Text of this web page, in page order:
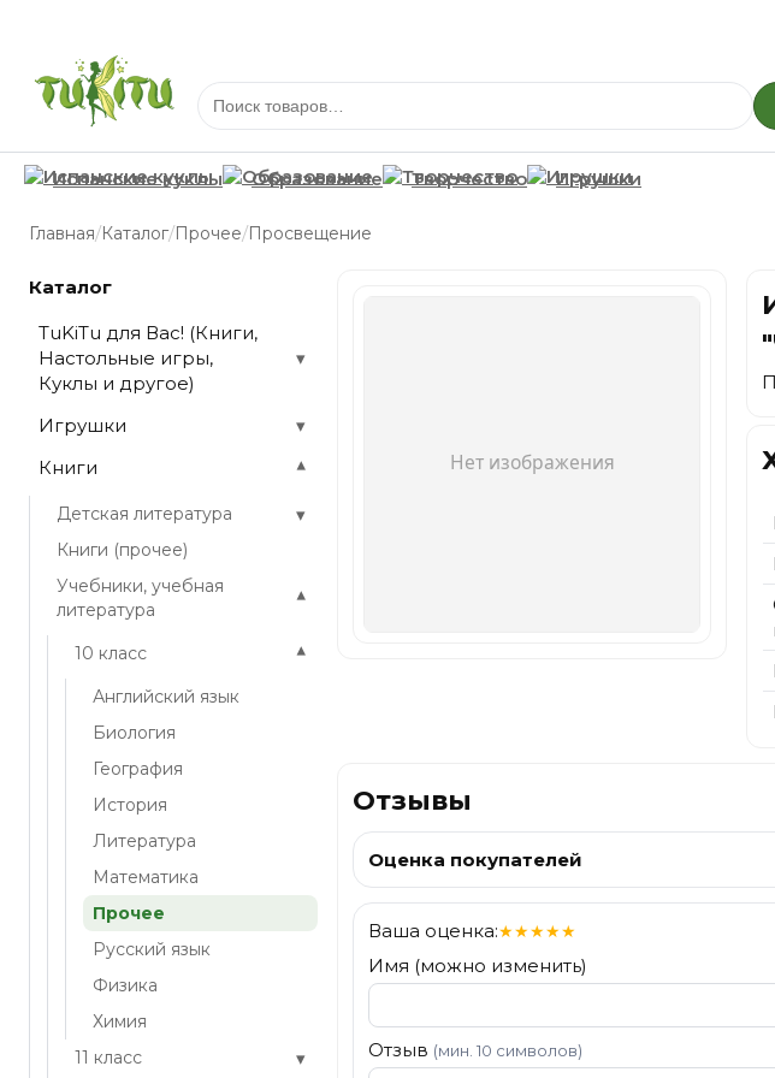
Испанские куклы Образование Творчество Игрушки
Главная/Каталог/Прочее/Просвещение
Каталог
TuKiTu для Вас! (Книги,
Настольные игры,
Куклы и другое)
▾
Игрушки
▾
Книги
▾
Детская литература ▾
Книги (прочее)
Учебники, учебная
литература
▾
10 класс ▾
Английский язык
Биология
География
История
Литература
Математика
Прочее
Русский язык
Физика
Химия
11 класс
▾
Отзывы
Оценка покупателей
Ваша оценка:★★★★★
Имя (можно изменить)
Отзыв (мин. 10 символов)